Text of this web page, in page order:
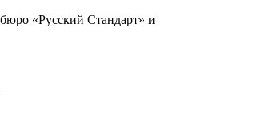
«Русский Стандарт» и